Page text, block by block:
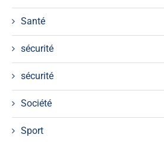
Santé
sécurité
sécurité
Société
Sport